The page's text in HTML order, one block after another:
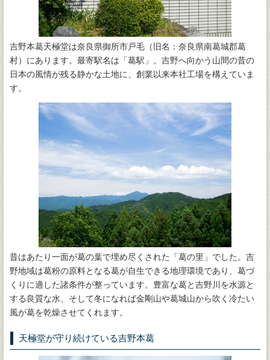
吉野本葛天極堂は奈良県御所市戸毛（旧名：奈良県南葛城郡葛
村）にあります。最寄駅名は「葛駅」。吉野へ向かう山間の昔の
日本の風情が残る静かな土地に、創業以来本社工場を構えていま
す。
昔はあたり一面が葛の葉で埋め尽くされた「葛の里」でした。吉
野地域は葛粉の原料となる葛が自生できる地理環境であり、葛づ
くりに適した諸条件が整っています。豊富な葛と吉野川を水源と
する良質な水、そして冬になれば金剛山や葛城山から吹く冷たい
風が葛を乾燥させてくれます。
天極堂が守り続けている吉野本葛